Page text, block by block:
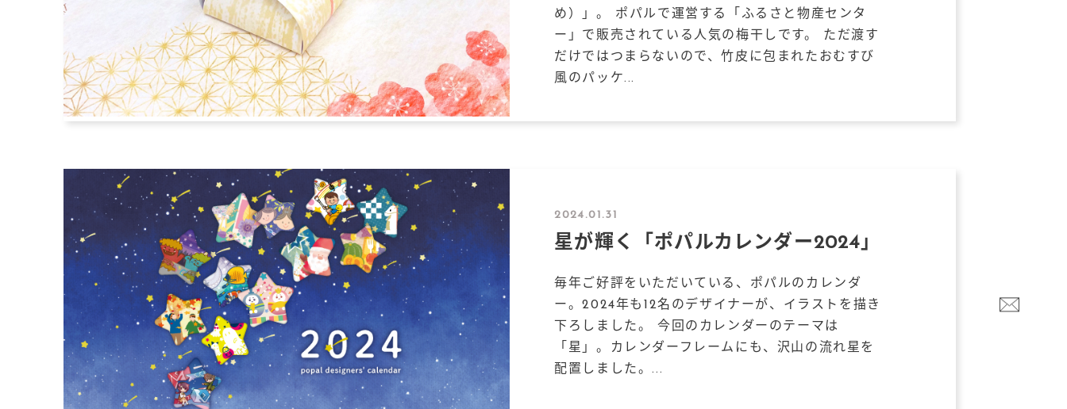
め）」。 ポパルで運営する「ふるさと物産センタ
ー」で販売されている人気の梅干しです。 ただ渡す
だけではつまらないので、竹皮に包まれたおむすび
風のパッケ...
2024.01.31
星が輝く「ポパルカレンダー2024」
毎年ご好評をいただいている、ポパルのカレンダ
ー。2024年も12名のデザイナーが、イラストを描き
下ろしました。 今回のカレンダーのテーマは
「星」。カレンダーフレームにも、沢山の流れ星を
配置しました。...